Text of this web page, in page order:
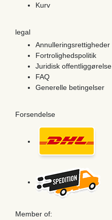
Kurv
legal
Annulleringsrettigheder
Fortrolighedspolitik
Juridisk offentliggørelse
FAQ
Generelle betingelser
Forsendelse
Member of: